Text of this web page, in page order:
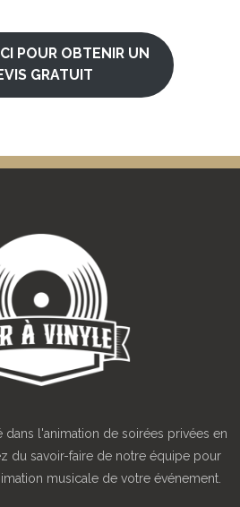
POUR OBTENIR UN
GRATUIT
dans l'animation de soirées privées en
du savoir-faire de notre équipe pour
musicale de votre événement.